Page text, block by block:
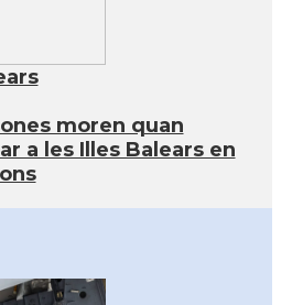
moren quan
a les Illes Balears en